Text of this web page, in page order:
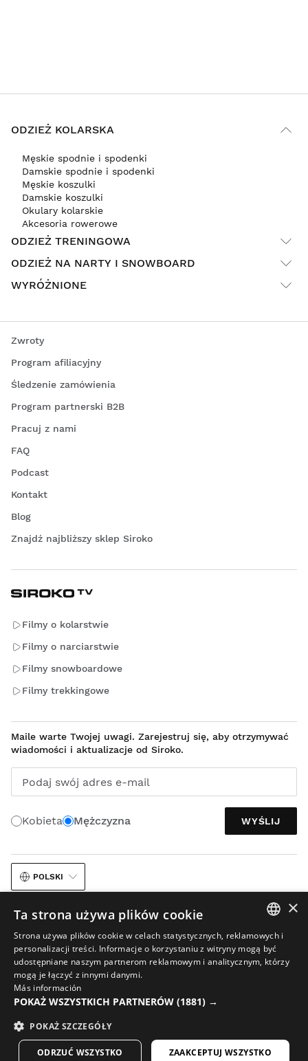
ODZIEŻ KOLARSKA
Męskie spodnie i spodenki
Damskie spodnie i spodenki
Męskie koszulki
Damskie koszulki
Okulary kolarskie
Akcesoria rowerowe
ODZIEŻ TRENINGOWA
ODZIEŻ NA NARTY I SNOWBOARD
WYRÓŻNIONE
Zwroty
Program afiliacyjny
Śledzenie zamówienia
Program partnerski B2B
Pracuj z nami
FAQ
Podcast
Kontakt
Blog
Znajdź najbliższy sklep Siroko
Filmy o kolarstwie
Filmy o narciarstwie
Filmy snowboardowe
Filmy trekkingowe
Maile warte Twojej uwagi. Zarejestruj się, aby otrzymywać
wiadomości i aktualizacje od Siroko.
Podaj swój adres e-mail
Kobieta Mężczyzna WYŚLIJ
POLSKI
Nota prawna
Wykorzystanie sztucznej inteligencji w materiałach graficznych
SPANISH
ENGLISH
GERMAN
×
Ta strona używa plików cookie
Strona używa plików cookie w celach statystycznych, reklamowych i
personalizacji treści. Informacje o korzystaniu z witryny mogą być
udostępniane naszym partnerom reklamowym i analitycznym, którzy
mogą je łączyć z innymi danymi.
Más información
POKAŻ WSZYSTKICH PARTNERÓW (1881) →
POKAŻ SZCZEGÓŁY
ZAAKCEPTUJ WSZYSTKO
ODRZUĆ WSZYSTKO